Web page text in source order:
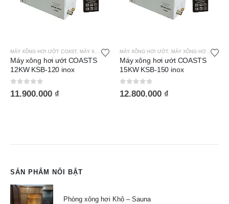
,MÁY XÔNG HƠI GIA ĐÌNH , MÁY XÔNG HƠI ƯỚT
COASTS
MÁY XÔNG HƠI ƯỚT,MÁY XÔNG HƠI ƯỚT COAST
Máy xông hơi ướt COASTS
15KW KSB-150 inox
0
12.800.000
MÁY XÔNG HƠI ƯỚT,MÁY
Máy xông hơi ướt
22,5KW KSB-225
0
18.800.000
SẢN PHẨM NỔI BẬT
Phòng xông hơi Khô – Sauna